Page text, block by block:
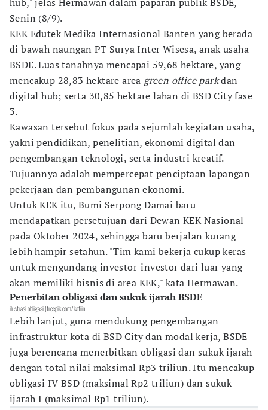
Senin (8/9).
KEK Edutek Medika Internasional Banten yang berada
di bawah naungan PT Surya Inter Wisesa, anak usaha
BSDE. Luas tanahnya mencapai 59,68 hektare, yang
mencakup 28,83 hektare area green office parkdan
digital hub; serta 30,85 hektare lahan di BSD City fase
3.
Kawasan tersebut fokus pada sejumlah kegiatan usaha,
yakni pendidikan, penelitian, ekonomi digital dan
pengembangan teknologi, serta industri kreatif.
Tujuannya adalah mempercepat penciptaan lapangan
pekerjaan dan pembangunan ekonomi.
Untuk KEK itu, Bumi Serpong Damai baru
mendapatkan persetujuan dari Dewan KEK Nasional
pada Oktober 2024, sehingga baru berjalan kurang
lebih hampir setahun. "Tim kami bekerja cukup keras
untuk mengundang investor-investor dari luar yang
akan memiliki bisnis di area KEK," kata Hermawan.
Penerbitan obligasi dan sukuk ijarah BSDE
ilustrasi obligasi (freepik.com/katiin
Lebih lanjut, guna mendukung pengembangan
infrastruktur kota di BSD City dan modal kerja, BSDE
juga berencana menerbitkan obligasi dan sukuk ijarah
dengan total nilai maksimal Rp3 triliun. Itu mencakup
obligasi IV BSD (maksimal Rp2 triliun) dan sukuk
ijarah I (maksimal Rp1 triliun).